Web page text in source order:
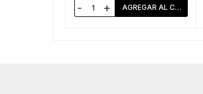
- +